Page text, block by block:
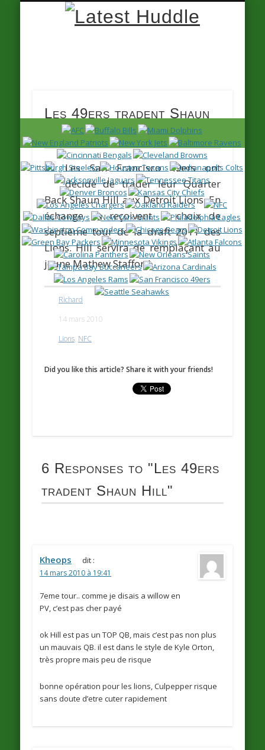
Les 49ers tradent Shaun
Hill
Les San Francisco 49ers ont
décidé de trader leur Quarter
BackShaun Hillaux Detroit Lions. En
échange ils reçoivent le choix de
septième tour de la draft 2011 des
Lions. Hill servira de remplaçant au
jeuneMathew Stafford.
Richard
14 mars 2010
Lions, NFC
Did you like this article? Share it with your friends!
6 Responses to "Les 49ers
tradent Shaun Hill"
Kheops dit :
14 mars 2010 à 19:41
7eme tour.. comme je disais a willow en
PV, c’est pas cher payé
ok Hill est pas un TOP QB, mais c’est pas non plus
un mauvais QB. il est dans le style de Kyle Orton,
très propre mais peu de risque
bonne opération pour les lions, Culpepper risque
sans doute d’etre cuter rapidement